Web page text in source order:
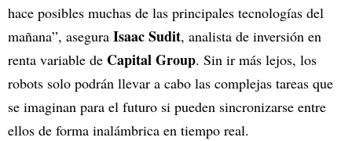
hace posibles muchas de las principales tecnologías del
mañana”, asegura Isaac Sudit, analista de inversión en
renta variable de Capital Group. Sin ir más lejos, los
robots solo podrán llevar a cabo las complejas tareas que
se imaginan para el futuro si pueden sincronizarse entre
ellos de forma inalámbrica en tiempo real.